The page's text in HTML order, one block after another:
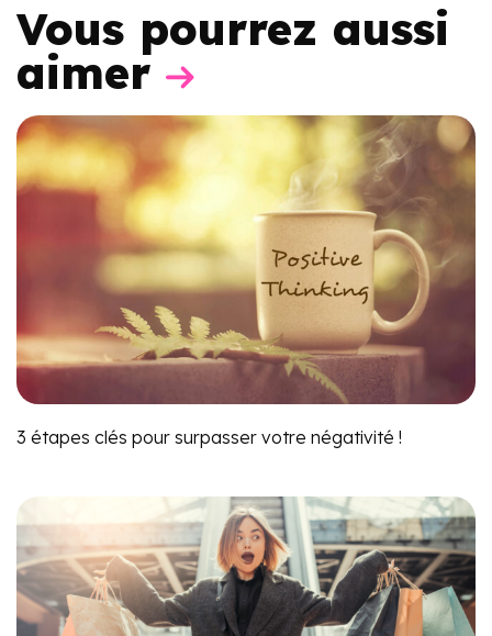
Vous pourrez aussi
aimer
3 étapes clés pour surpasser votre négativité !